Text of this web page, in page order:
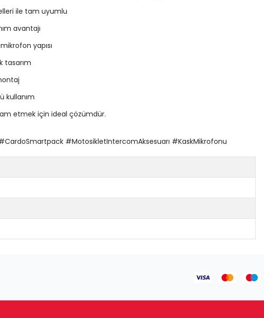
ile tam uyumlu
avantajı
yapısı
tasarım
kullanım
etmek için ideal çözümdür.
#MotosikletIntercomAksesuarı #KaskMikrofonu